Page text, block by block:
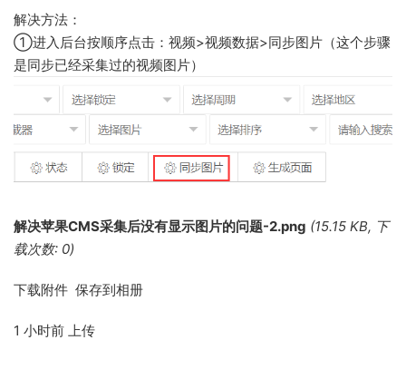
解决方法：
①进入后台按顺序点击：视频>视频数据>同步图片（这个步骤
是同步已经采集过的视频图片）
解决苹果CMS采集后没有显示图片的问题-2.png (15.15 KB, 下
载次数: 0)
下载附件 保存到相册
1 小时前 上传